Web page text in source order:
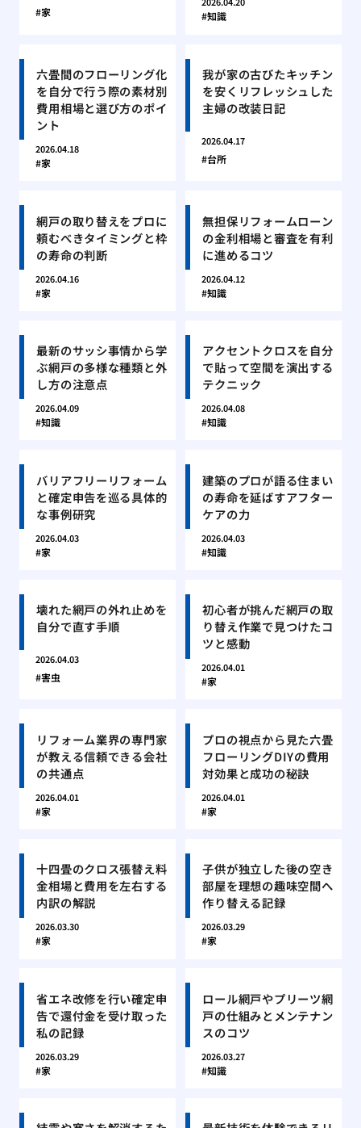
家 知識
六畳間のフローリング化
を自分で行う際の素材別
費用相場と選び方のポイ
ント
2026.04.18
家
我が家の古びたキッチン
を安くリフレッシュした
主婦の改装日記
2026.04.17
台所
網戸の取り替えをプロに
頼むべきタイミングと枠
の寿命の判断
2026.04.16
家
無担保リフォームローン
の金利相場と審査を有利
に進めるコツ
2026.04.12
知識
最新のサッシ事情から学
ぶ網戸の多様な種類と外
し方の注意点
2026.04.09
知識
アクセントクロスを自分
で貼って空間を演出する
テクニック
2026.04.08
知識
バリアフリーリフォーム
と確定申告を巡る具体的
な事例研究
2026.04.03
家
建築のプロが語る住まい
の寿命を延ばすアフター
ケアの力
2026.04.03
知識
壊れた網戸の外れ止めを
自分で直す手順
2026.04.03
害虫
初心者が挑んだ網戸の取
り替え作業で見つけたコ
ツと感動
2026.04.01
家
リフォーム業界の専門家
が教える信頼できる会社
の共通点
2026.04.01
家
プロの視点から見た六畳
フローリングDIYの費用
対効果と成功の秘訣
2026.04.01
家
十四畳のクロス張替え料
金相場と費用を左右する
内訳の解説
2026.03.30
家
子供が独立した後の空き
部屋を理想の趣味空間へ
作り替える記録
2026.03.29
家
省エネ改修を行い確定申
告で還付金を受け取った
私の記録
2026.03.29
家
ロール網戸やプリーツ網
戸の仕組みとメンテナン
スのコツ
2026.03.27
知識